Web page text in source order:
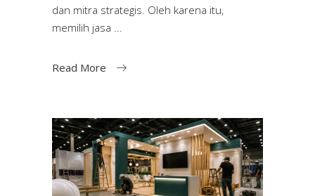
dan mitra strategis. Oleh karena itu,
memilih jasa
Read More